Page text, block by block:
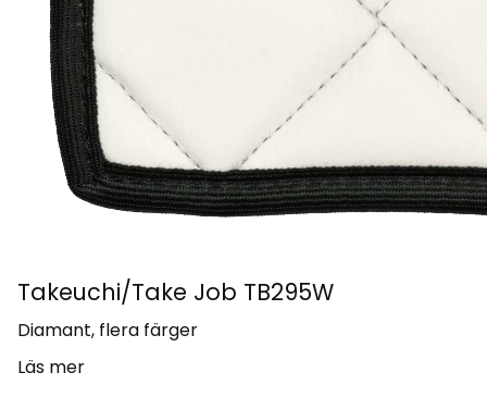
Takeuchi/Take Job TB295W
Diamant, flera färger
Läs mer